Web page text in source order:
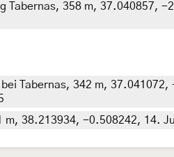
Tabernas, 358 m, 37.040857,
Tabernas, 342 m,
38.213934, -0.508242, 14.